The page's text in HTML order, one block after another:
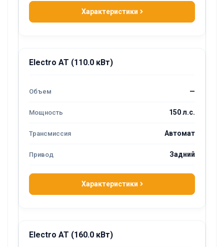
Характеристики
Electro AT (110.0 кВт)
—
150 л.с.
Автомат
Задний
Характеристики
Electro AT (160.0 кВт)